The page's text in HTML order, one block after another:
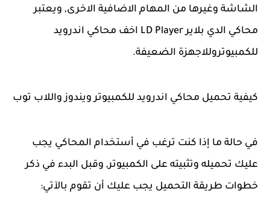
الشاشة وغيرها من المهام الاضافية الاخرى, ويعتبر
محاكي الدي بلاير LD Player اخف محاكي اندرويد
للكمبيوتروللاجهزة الضعيفة.
كيفية تحميل محاكي اندرويد للكمبيوتر ويندوز واللاب توب
في حالة ما إذا كنت ترغب في أستخدام المحاكي يجب
عليك تحميله وتثبيته على الكمبيوتر, وقبل البدء في ذكر
خطوات طريقة التحميل يجب عليك أن تقوم بالآتي: